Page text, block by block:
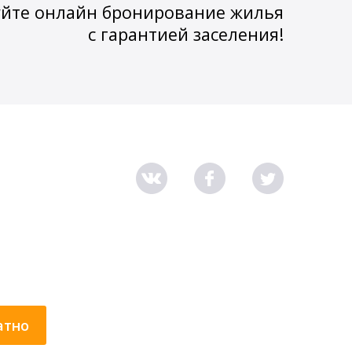
онлайн бронирование жилья
с гарантией заселения!